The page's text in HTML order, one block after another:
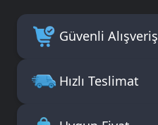
Güvenli Alışveriş
Hızlı Teslimat